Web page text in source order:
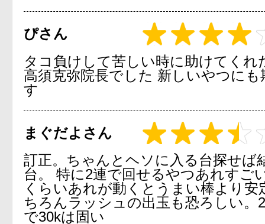
ぴさん
タコ負けして苦しい時に助けてくれ
高須克弥院長でした 新しいやつに
す
まぐだよさん
訂正。ちゃんとヘソに入る台探せば
台。 特に2連で回せるやつあれすご
くらいあれが動くとうまい棒より安
ちろんラッシュの出玉も恐ろしい。
で30kは固い